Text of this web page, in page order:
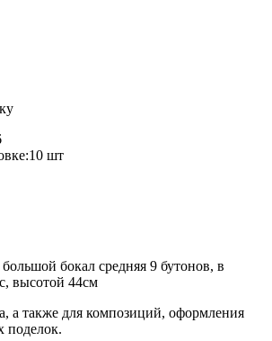
10 шт
бокал средняя 9 бутонов, в
высотой 44см
а также для композиций, оформления
поделок.